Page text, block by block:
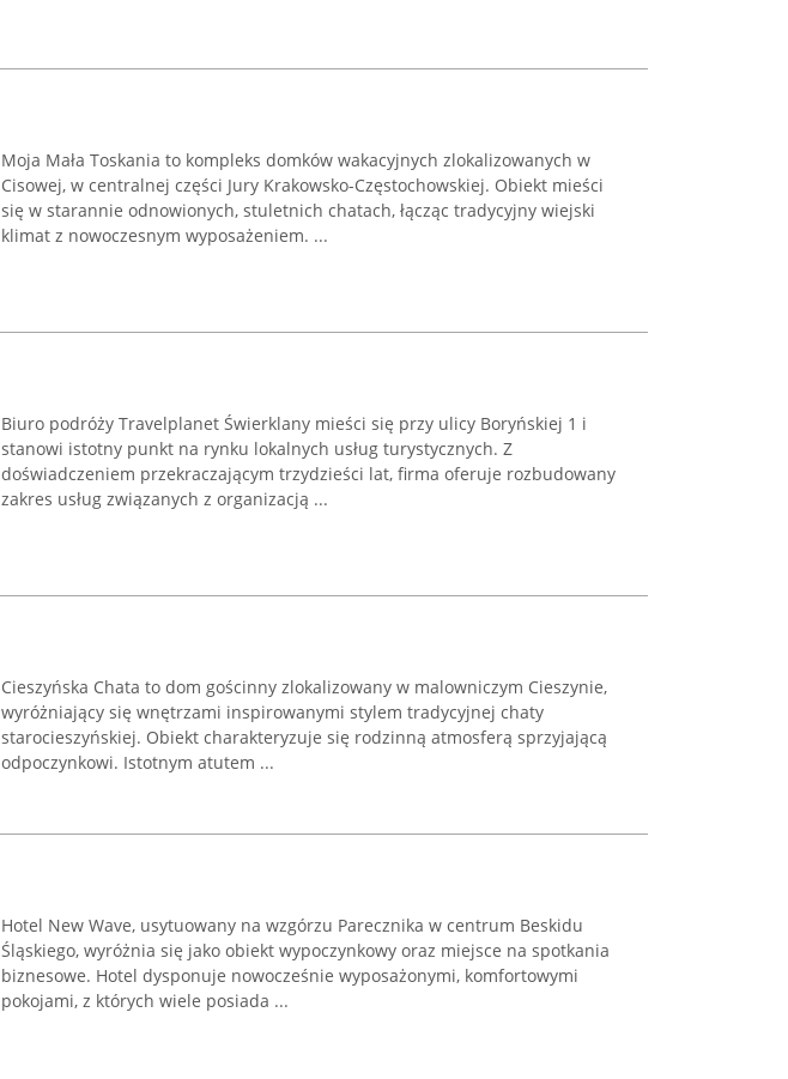
Moja Mała Toskania to kompleks domków wakacyjnych zlokalizowanych w
Cisowej, w centralnej części Jury Krakowsko-Częstochowskiej. Obiekt mieści
się w starannie odnowionych, stuletnich chatach, łącząc tradycyjny wiejski
klimat z nowoczesnym wyposażeniem. ...
Biuro podróży Travelplanet Świerklany mieści się przy ulicy Boryńskiej 1 i
stanowi istotny punkt na rynku lokalnych usług turystycznych. Z
doświadczeniem przekraczającym trzydzieści lat, firma oferuje rozbudowany
zakres usług związanych z organizacją ...
Cieszyńska Chata to dom gościnny zlokalizowany w malowniczym Cieszynie,
wyróżniający się wnętrzami inspirowanymi stylem tradycyjnej chaty
starocieszyńskiej. Obiekt charakteryzuje się rodzinną atmosferą sprzyjającą
odpoczynkowi. Istotnym atutem ...
Hotel New Wave, usytuowany na wzgórzu Parecznika w centrum Beskidu
Śląskiego, wyróżnia się jako obiekt wypoczynkowy oraz miejsce na spotkania
biznesowe. Hotel dysponuje nowocześnie wyposażonymi, komfortowymi
pokojami, z których wiele posiada ...